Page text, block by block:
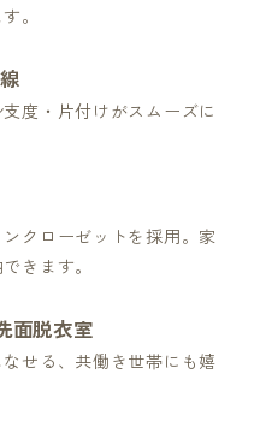
。
度・片付けがスムーズに
クローゼットを採用。家
きます。
面脱衣室
せる、共働き世帯にも嬉